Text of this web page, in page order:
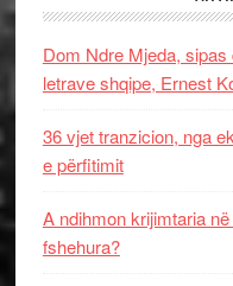
Dom Ndre Mjeda,
letrave shqipe, Ernest
36 vjet tranzicion, nga
e përfitimit
A ndihmon krijimtaria
fshehura?